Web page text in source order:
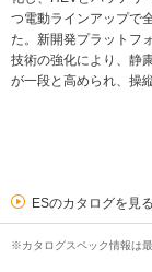
つ電動ラインアップで
た。新開発プラットフ
技術の強化により、静
が一段と高められ、操
ESのカタログを見る
※カタログスペック情報は